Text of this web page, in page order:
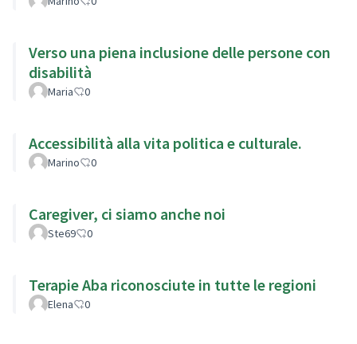
Verso una piena inclusione delle persone con
disabilità
Maria 0
Accessibilità alla vita politica e culturale.
Marino 0
Caregiver, ci siamo anche noi
Ste69 0
Terapie Aba riconosciute in tutte le regioni
Elena 0